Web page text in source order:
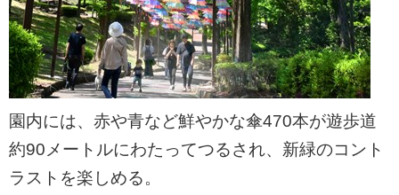
園内には、赤や青など鮮やかな傘470本が遊歩道
約90メートルにわたってつるされ、新緑のコント
ラストを楽しめる。